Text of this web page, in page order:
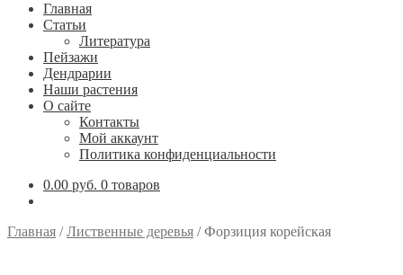
Главная
Статьи
Литература
Пейзажи
Дендрарии
Наши растения
О сайте
Контакты
Мой аккаунт
Политика конфиденциальности
0.00 руб. 0 товаров
Главная /Лиственные деревья /Форзиция корейская